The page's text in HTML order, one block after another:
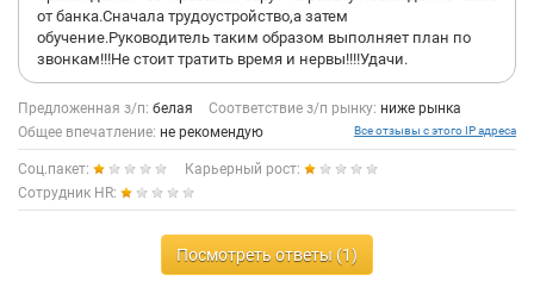
от банка.Сначала трудоустройство,а затем
обучение.Руководитель таким образом выполняет план по
звонкам!!!Не стоит тратить время и нервы!!!!Удачи.
Предложенная з/п: белая Соответствие з/п рынку: ниже рынка
Общее впечатление: не рекомендую Все отзывы с этого IP адреса
Соц.пакет:
Карьерный рост:
Сотрудник HR:
Посмотреть ответы (1)